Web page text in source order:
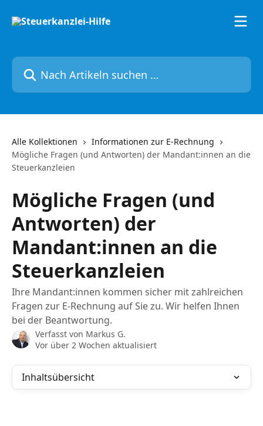
Nach Artikeln suchen …
Alle Kollektionen
Informationen zur E-Rechnung
Mögliche Fragen (und Antworten) der Mandant:innen an die
Steuerkanzleien
Mögliche Fragen (und
Antworten) der
Mandant:innen an die
Steuerkanzleien
Ihre Mandant:innen kommen sicher mit zahlreichen
Fragen zur E-Rechnung auf Sie zu. Wir helfen Ihnen
bei der Beantwortung.
Verfasst von Markus G.
Vor über 2 Wochen aktualisiert
Inhaltsübersicht